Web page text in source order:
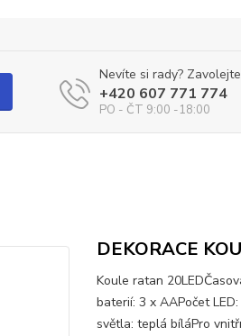
Nevíte si rady?
+420 607 771 774
PO - ČT 9:00 -18:00
DEKORACE
Koule ratan
baterií: 3 x AAPočet
světla: teplá bíláPro